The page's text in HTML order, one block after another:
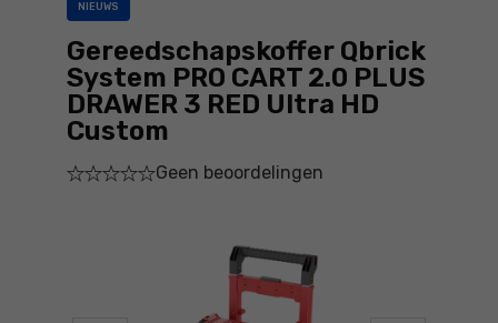
Gedetailleerde informatie
Voettekst
Aanbiedingen
NIEUWS
Gereedschapskoffer Qbrick
System PRO CART 2.0 PLUS
DRAWER 3 RED Ultra HD
Custom
Geen beoordelingen